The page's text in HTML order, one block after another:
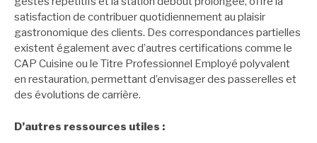
satisfaction de contribuer quotidiennement au plaisir
gastronomique des clients. Des correspondances partielles
existent également avec d’autres certifications comme le
CAP Cuisine ou le Titre Professionnel Employé polyvalent
en restauration, permettant d’envisager des passerelles et
des évolutions de carrière.
D’autres ressources utiles :